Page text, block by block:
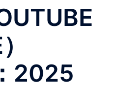
2025